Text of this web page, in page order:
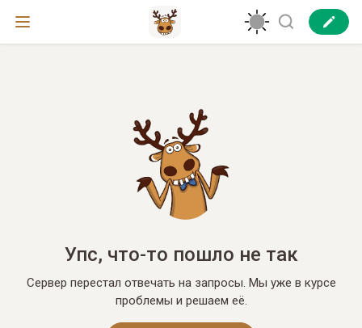
Упс, что-то пошло не так
Сервер перестал отвечать на запросы. Мы уже в курсе
проблемы и решаем её.